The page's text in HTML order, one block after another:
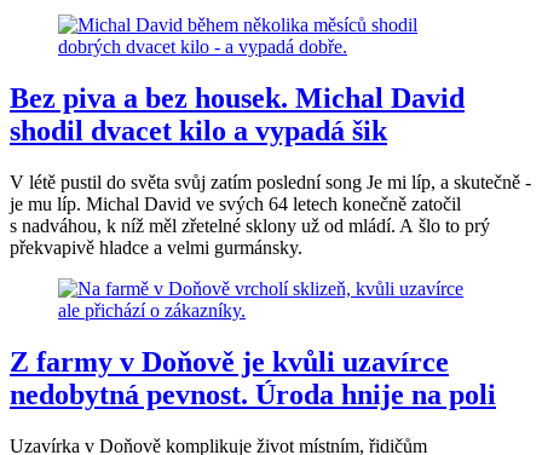
Bez piva a bez housek. Michal David
shodil dvacet kilo a vypadá šik
V létě pustil do světa svůj zatím poslední song Je mi líp, a skutečně -
je mu líp. Michal David ve svých 64 letech konečně zatočil
s nadváhou, k níž měl zřetelné sklony už od mládí. A šlo to prý
překvapivě hladce a velmi gurmánsky.
Z farmy v Doňově je kvůli uzavírce
nedobytná pevnost. Úroda hnije na poli
Uzavírka v Doňově komplikuje život místním, řidičům